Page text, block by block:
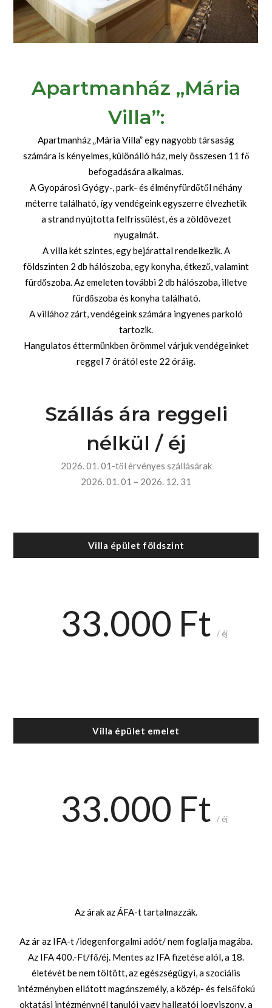
Apartmanház „Mária
Villa”:
Apartmanház „Mária Villa” egy nagyobb társaság
számára is kényelmes, különálló ház, mely összesen 11 fő
befogadására alkalmas.
A Gyopárosi Gyógy-, park- és élményfürdőtől néhány
méterre található, így vendégeink egyszerre élvezhetik
a strand nyújtotta felfrissülést, és a zöldövezet
nyugalmát.
A villa két szintes, egy bejárattal rendelkezik. A
földszinten 2 db hálószoba, egy konyha, étkező, valamint
fürdőszoba. Az emeleten további 2 db hálószoba, illetve
fürdőszoba és konyha található.
A villához zárt, vendégeink számára ingyenes parkoló
tartozik.
Hangulatos éttermünkben örömmel várjuk vendégeinket
reggel 7 órától este 22 óráig.
Szállás ára reggeli
nélkül / éj
2026. 01. 01-től érvényes szállásárak
2026. 01. 01 – 2026. 12. 31
Villa épület földszint
33.000 Ft / éj
Villa épület emelet
33.000 Ft / éj
Az árak az ÁFA-t tartalmazzák.
Az ár az IFA-t /idegenforgalmi adót/ nem foglalja magába.
Az IFA 400.-Ft/fő/éj. Mentes az IFA fizetése alól, a 18.
életévét be nem töltött, az egészségügyi, a szociális
intézményben ellátott magánszemély, a közép- és felsőfokú
oktatási intézménynél tanulói vagy hallgatói jogviszony, a